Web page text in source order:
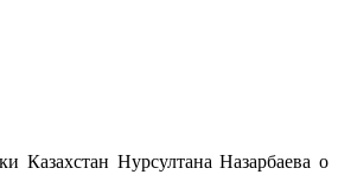
Казахстан Нурсултана Назарбаева о